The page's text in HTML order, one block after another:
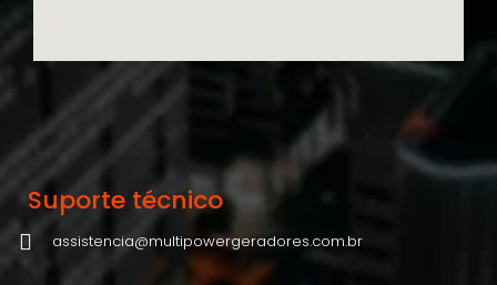
Suporte técnico
assistencia@multipowergeradores.com.br